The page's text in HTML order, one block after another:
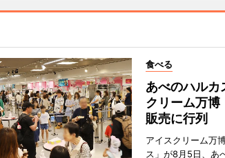
食べる
あべのハルカ
クリーム万
販売に行列
アイスクリーム万
ス」が8月5日、あ